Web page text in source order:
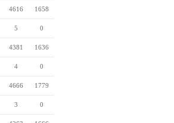
4616 1658
5 0
4381 1636
4 0
4666 1779
3 0